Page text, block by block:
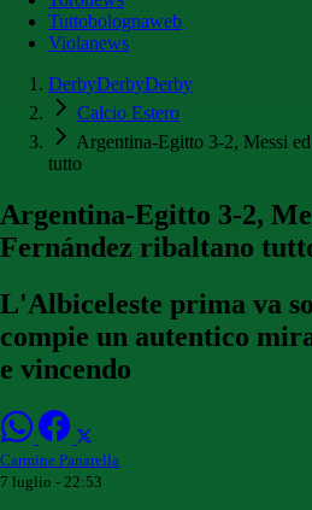
Tuttobolognaweb
Violanews
DerbyDerbyDerby
Calcio Estero
Argentina-Egitto 3-2, Messi
tutto
Argentina-Egitto 3-2,
Fernández ribaltano
L'Albiceleste prima va
compie un autentico
e vincendo
Carmine Panarella
7 luglio - 22:53